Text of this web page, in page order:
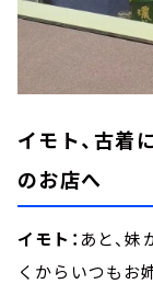
イモト、古着
のお店へ
イモト： あと、
くからいつもお